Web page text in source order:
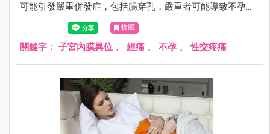
可能引發嚴重併發症，包括腸穿孔，嚴重者可能導致不孕。
臨床表現包括經痛、不孕症、性交疼痛等。及早發現及治療
至關重要，特別對計劃生育的女性，懷孕期間的荷爾蒙變化
有助於症狀緩解。
收藏
關鍵字： 子宮內膜異位 、 經痛 、 不孕 、性交疼痛